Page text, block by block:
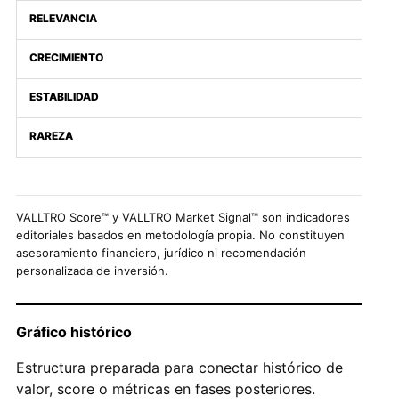
RELEVANCIA
CRECIMIENTO
ESTABILIDAD
RAREZA
VALLTRO Score™ y VALLTRO Market Signal™ son indicadores
editoriales basados en metodología propia. No constituyen
asesoramiento financiero, jurídico ni recomendación
personalizada de inversión.
Gráfico histórico
Estructura preparada para conectar histórico de
valor, score o métricas en fases posteriores.